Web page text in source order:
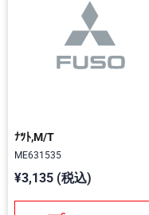
ﾅﾂﾄ,M/T
ME631535
¥3,135 (税込)